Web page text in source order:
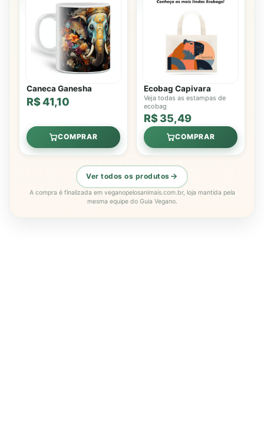
Caneca Ganesha
R$ 41,10
COMPRAR
Ecobag Capivara
Veja todas as estampas de
ecobag
R$ 35,49
COMPRAR
Ver todos os produtos
A compra é finalizada em veganopelosanimais.com.br, loja mantida pela
mesma equipe do Guia Vegano.